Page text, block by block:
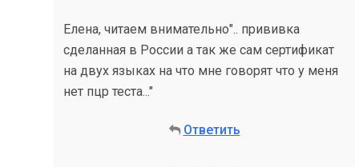
Елена, читаем внимательно".. прививка
сделанная в России а так же сам сертификат
на двух языках на что мне говорят что у меня
нет пцр теста..."
Ответить